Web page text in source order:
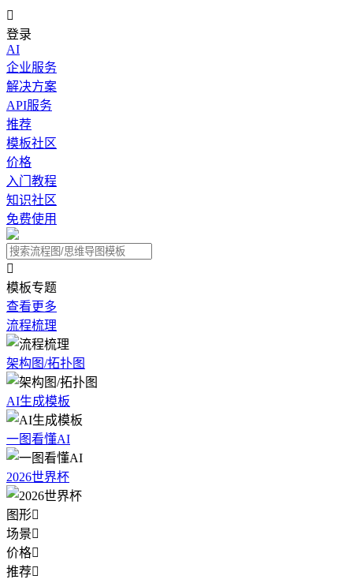

登录
AI
企业服务
解决方案
API服务
推荐
模板社区
价格
入门教程
知识社区
免费使用

模板专题
查看更多
流程梳理
架构图/拓扑图
AI生成模板
一图看懂AI
2026世界杯
图形
场景
价格
推荐